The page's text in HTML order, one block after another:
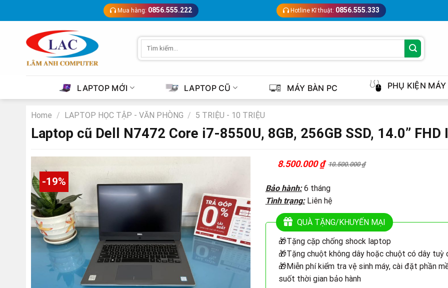
Mua hàng: 0856.555.222 Hotline Kĩ thuật: 0856.555.333
for:
LAPTOP MỚI LAPTOP CŨ MÁY BÀN PC PHỤ KIỆN
Home / LAPTOP HỌC TẬP - VĂN PHÒNG / 5 TRIỆU - 10 TRIỆU
Laptop cũ Dell N7472 Core i7-8550U, 8GB, 256GB SSD, 14.0” FHD
-19%
10.500.000₫
Original
10.500.000 ₫.
8.500.000₫
Current
Bảo hành: 6 tháng
Tình trạng: Liên hệ
QUÀ TẶNG/KHUYẾN MẠI
🎁Tặng cặp chống shock laptop
🎁Tặng chuột không dây hoặc chuột có dây tuỳ
🎁Miễn phí kiểm tra vệ sinh máy, cài đặt phần
suốt thời gian bảo hành